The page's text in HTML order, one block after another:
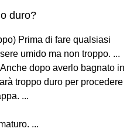
duro?
Prima di fare qualsiasi
umido ma non troppo. ...
dopo averlo bagnato in
troppo duro per procedere
...
...